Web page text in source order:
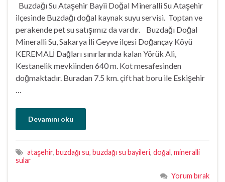
Buzdağı Su Ataşehir Bayii Doğal Mineralli Su Ataşehir
ilçesinde Buzdağı doğal kaynak suyu servisi. Toptan ve
perakende pet su satışımız da vardır. Buzdağı Doğal
Mineralli Su, Sakarya İli Geyve ilçesi Doğançay Köyü
KEREMALİ Dağları sınırlarında kalan Yörük Ali,
Kestanelik mevkiinden 640 m. Kot mesafesinden
doğmaktadır. Buradan 7.5 km. çift hat boru ile Eskişehir
…
Devamını oku
ataşehir, buzdağı su, buzdağı su bayileri, doğal, mineralli
sular
Yorum bırak